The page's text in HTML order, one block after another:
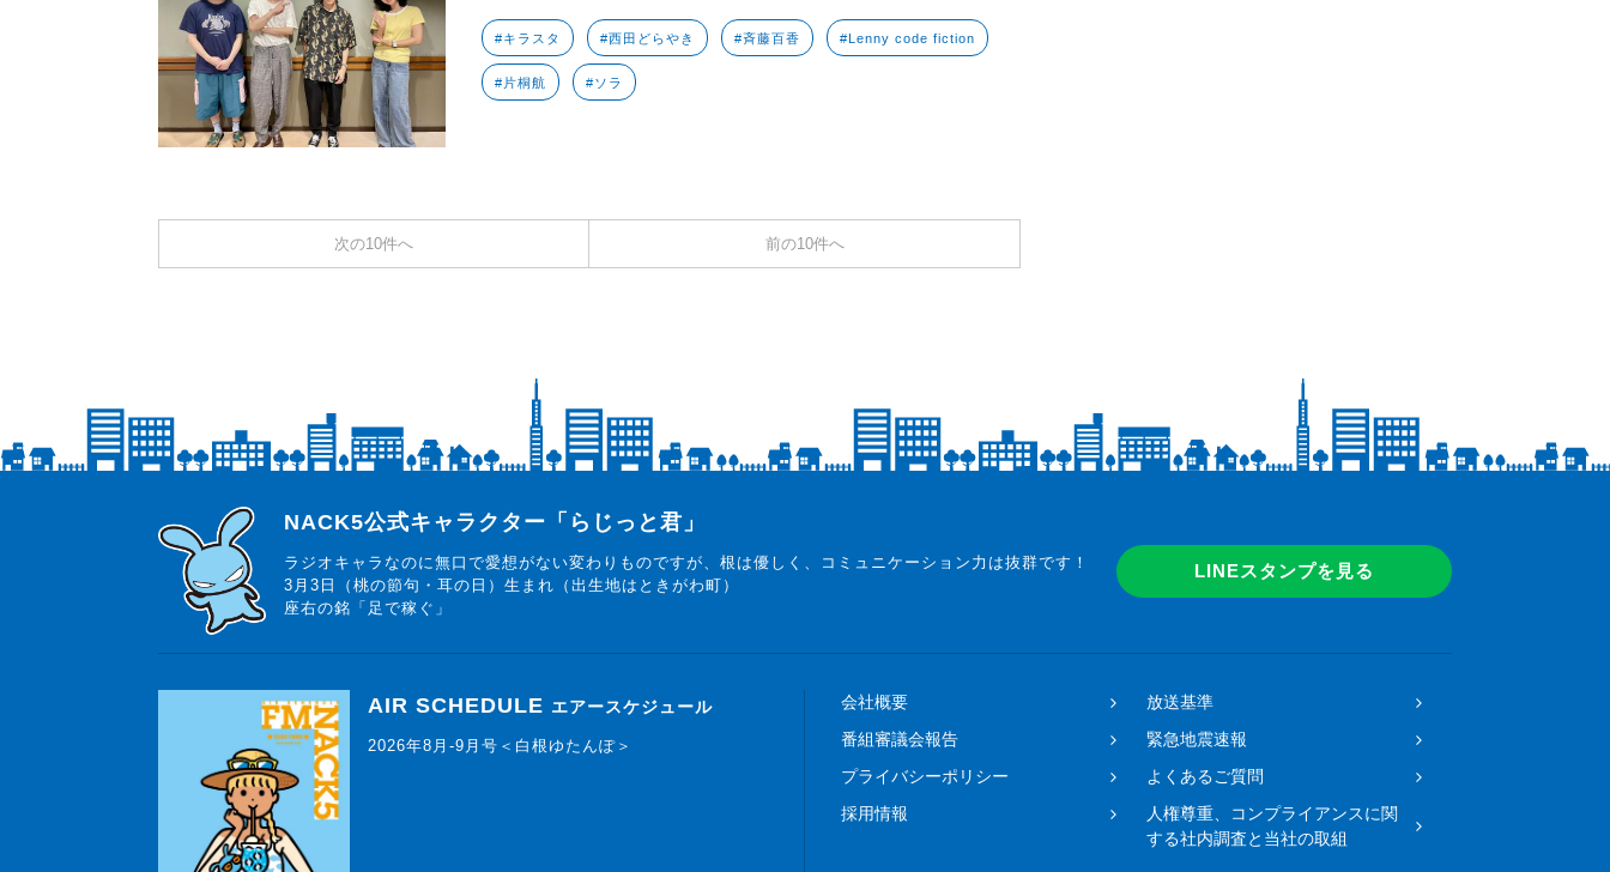
#キラスタ #西田どらやき #斉藤百香 #Lenny code fiction
#片桐航 #ソラ
次の10件へ 前の10件へ
らじっと君
NACK5公式キャラクター「らじっと君」
ラジオキャラなのに無口で愛想がない変わりものですが、根は優しく、コミュニケーション力は抜群です！
3月3日（桃の節句・耳の日）生まれ（出生地はときがわ町）
座右の銘「足で稼ぐ」
LINEスタンプを見る
AIR SCHEDULE エアースケジュール
2026年8月-9月号＜白根ゆたんぽ＞
会社概要
放送基準
番組審議会報告
緊急地震速報
プライバシーポリシー
よくあるご質問
採用情報
人権尊重、コンプライアンスに関
する社内調査と当社の取組